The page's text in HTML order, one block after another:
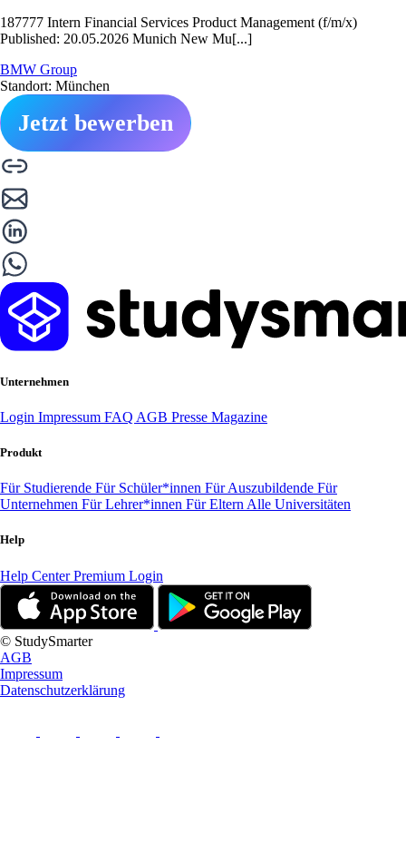
187777 Intern Financial Services Product Management (f/m/x)
Published: 20.05.2026 Munich New Mu[...]
BMW Group
Standort: München
Jetzt bewerben
Unternehmen
Login Impressum FAQ AGB Presse Magazine
Produkt
Für Studierende Für Schüler*innen Für Auszubildende Für
Unternehmen Für Lehrer*innen Für Eltern Alle Universitäten
Help
Help CenterPremium Login
© StudySmarter
AGB
Impressum
Datenschutzerklärung